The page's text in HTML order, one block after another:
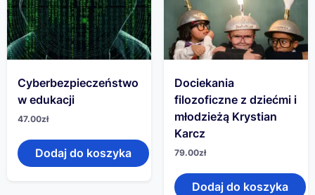
Cyberbezpieczeństwo
w edukacji
47.00zł
Dodaj do koszyka
Dociekania
filozoficzne z dziećmi i
młodzieżą Krystian
Karcz
79.00zł
Dodaj do koszyka